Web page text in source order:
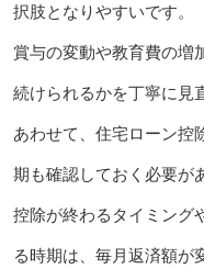
択肢となりやすいです。
賞与の変動や教育費の増
続けられるかを丁寧に見
あわせて、住宅ローン控
期も確認しておく必要が
控除が終わるタイミング
る時期は、毎月返済額が